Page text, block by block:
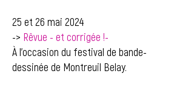
25 et 26 mai 2024
-> Rêvue - et corrigée !-
À l'occasion du festival de bande-
dessinée de Montreuil Belay.